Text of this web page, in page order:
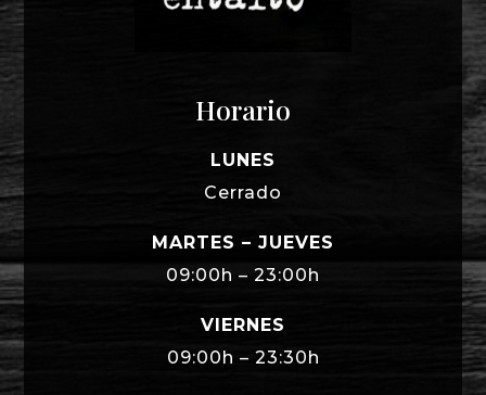
Horario
LUNES
Cerrado
MARTES – JUEVES
09:00h – 23:00h
VIERNES
09:00h – 23:30h